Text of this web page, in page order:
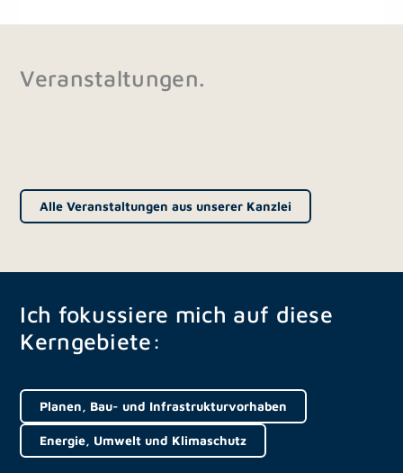
Veranstaltungen.
Alle Veranstaltungen aus unserer Kanzlei
Ich fokussiere mich auf diese
Kerngebiete:
Planen, Bau- und Infrastrukturvorhaben
Energie, Umwelt und Klimaschutz